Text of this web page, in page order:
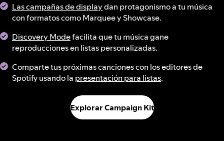
Las campañas de displaydan protagonismo a tu música
con formatos como Marquee y Showcase.
Discovery Modefacilita que tu música gane
reproducciones en listas personalizadas.
Comparte tus próximas canciones con los editores de
Spotify usando la presentación para listas.
Explorar Campaign Kit